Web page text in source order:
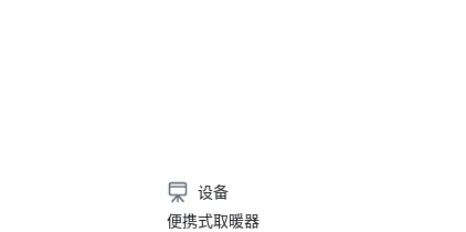
设备
便携式取暖器